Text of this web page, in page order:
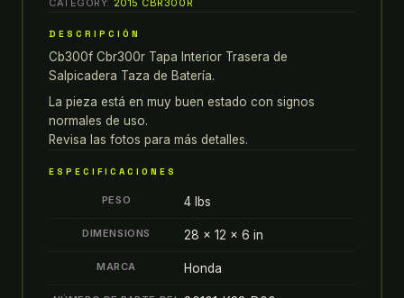
cb300f
15-
19
cbr300r
TAPA
INTERIOR
TRASERA
quantity
DESCRIPCIÓN
Cb300f Cbr300r Tapa Interior Trasera de
Salpicadera Taza de Batería.
La pieza está en muy buen estado con signos
normales de uso.
Revisa las fotos para más detalles.
ESPECIFICACIONES
PESO 4 lbs
DIMENSIONS 28 × 12 × 6 in
MARCA Honda